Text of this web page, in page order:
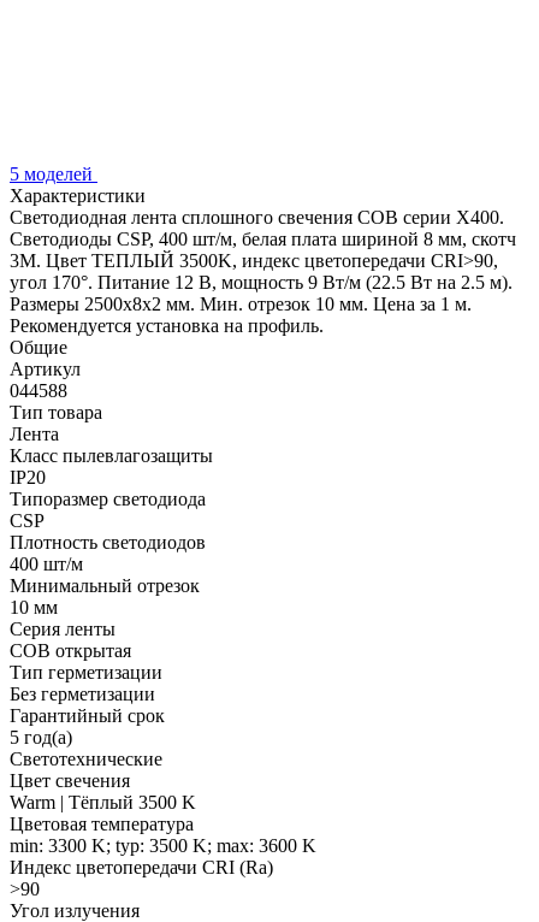
5 моделей
Характеристики
Светодиодная лента сплошного свечения COB серии X400.
Светодиоды CSP, 400 шт/м, белая плата шириной 8 мм, скотч
3M. Цвет ТЕПЛЫЙ 3500K, индекс цветопередачи CRI>90,
угол 170°. Питание 12 В, мощность 9 Вт/м (22.5 Вт на 2.5 м).
Размеры 2500х8х2 мм. Мин. отрезок 10 мм. Цена за 1 м.
Рекомендуется установка на профиль.
Общие
Артикул
044588
Тип товара
Лента
Класс пылевлагозащиты
IP20
Типоразмер светодиода
CSP
Плотность светодиодов
400 шт/м
Минимальный отрезок
10 мм
Серия ленты
COB открытая
Тип герметизации
Без герметизации
Гарантийный срок
5 год(а)
Светотехнические
Цвет свечения
Warm | Тёплый 3500 K
Цветовая температура
min: 3300 K; typ: 3500 K; max: 3600 K
Индекс цветопередачи CRI (Ra)
>90
Угол излучения